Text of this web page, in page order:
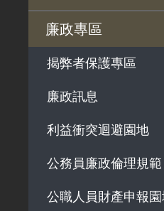
法律及法規命令
解釋性規定及裁
行政指導有關文書
施政計畫、業務
支付或接受之補
用地公告
用地法規
法令查詢
解釋性規定及裁量基
法令英譯徵集意見專
訴願文件下載
相關實務判解
相關網站資源
廉政專區
揭弊者保護專區
廉政訊息
利益衝突迴避園地
公務員廉政倫理規範
公職人員財產申報